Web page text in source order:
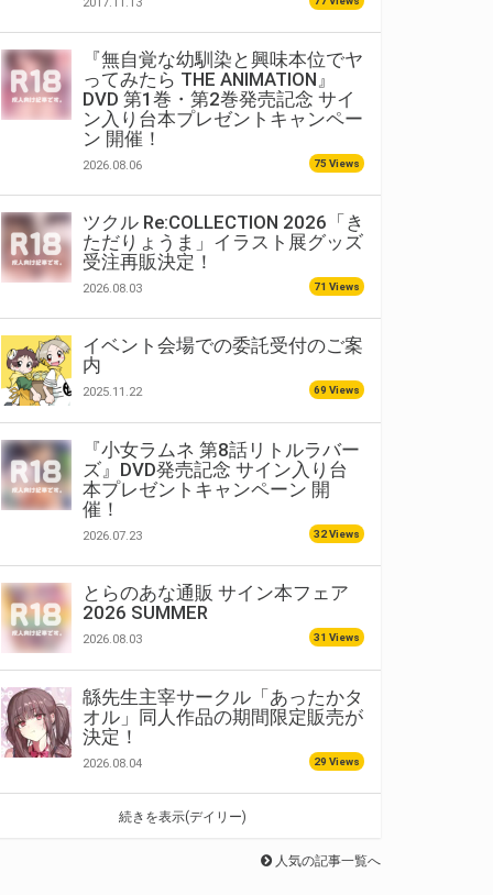
2017.11.13
『無自覚な幼馴染と興味本位でヤ
ってみたら THE ANIMATION』
DVD 第1巻・第2巻発売記念 サイ
ン入り台本プレゼントキャンペー
ン 開催！
2026.08.06 75 Views
ツクル Re:COLLECTION 2026「き
ただりょうま」イラスト展グッズ
受注再販決定！
2026.08.03 71 Views
イベント会場での委託受付のご案
内
2025.11.22 69 Views
『小女ラムネ 第8話リトルラバー
ズ』DVD発売記念 サイン入り台
本プレゼントキャンペーン 開
催！
2026.07.23 32 Views
とらのあな通販 サイン本フェア
2026 SUMMER
2026.08.03 31 Views
緜先生主宰サークル「あったかタ
オル」同人作品の期間限定販売が
決定！
2026.08.04 29 Views
続きを表示(デイリー)
人気の記事一覧へ